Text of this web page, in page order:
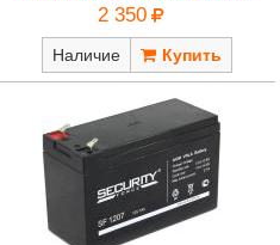
2 350
Наличие